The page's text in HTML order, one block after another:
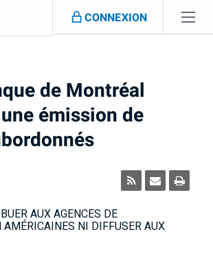
CONNEXION
de Montréal
émission de
AUX AGENCES DE
NI DIFFUSER AUX